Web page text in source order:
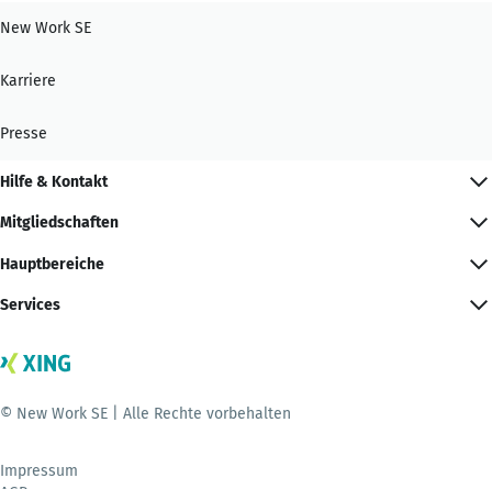
New Work SE
Karriere
Presse
Hilfe & Kontakt
Mitgliedschaften
Hauptbereiche
Services
© New Work SE | Alle Rechte vorbehalten
Impressum